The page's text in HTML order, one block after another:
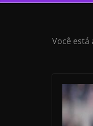
Você está